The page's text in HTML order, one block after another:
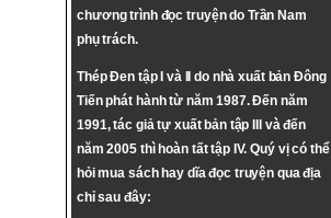
chương trình đọc truyện do Trần Nam
phụ trách.
Thép Đen tập I và II do nhà xuất bản Đông
Tiến phát hành từ năm 1987. Đến năm
1991, tác giả tự xuất bản tập III và đến
năm 2005 thì hoàn tất tập IV. Quý vị có thể
hỏi mua sách hay dĩa đọc truyện qua địa
chỉ sau đây: